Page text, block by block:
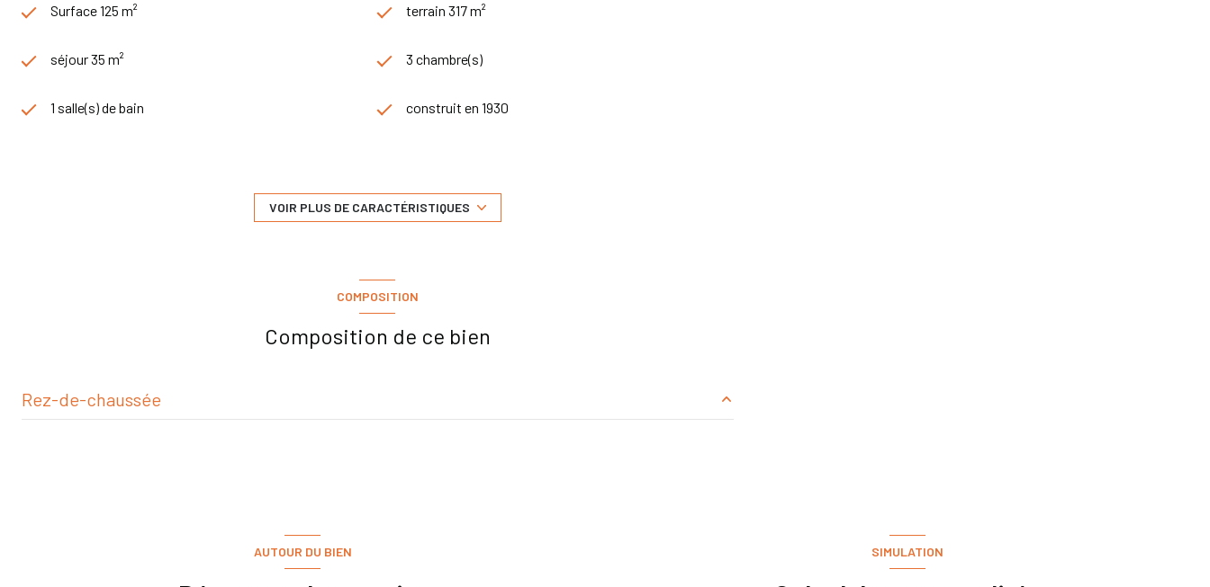
Surface 125 m² terrain 317 m²
séjour 35 m² 3 chambre(s)
1 salle(s) de bain construit en 1930
exposition Sud
interphone
VOIR PLUS DE CARACTÉRISTIQUES
COMPOSITION
Composition de ce bien
Rez-de-chaussée
AUTOUR DU BIEN SIMULATION